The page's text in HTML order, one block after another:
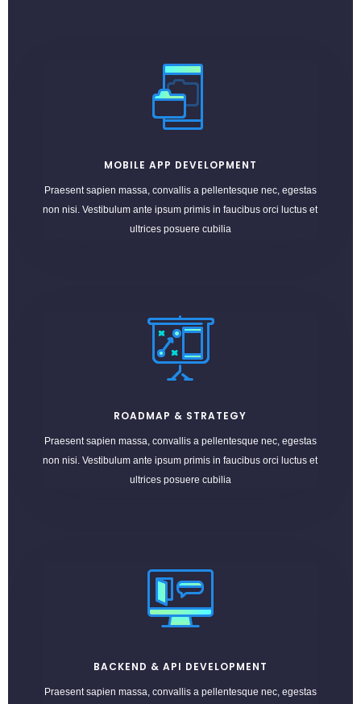
MOBILE APP DEVELOPMENT
Praesent sapien massa, convallis a pellentesque nec, egestas
non nisi. Vestibulum ante ipsum primis in faucibus orci luctus et
ultrices posuere cubilia
ROADMAP & STRATEGY
Praesent sapien massa, convallis a pellentesque nec, egestas
non nisi. Vestibulum ante ipsum primis in faucibus orci luctus et
ultrices posuere cubilia
BACKEND & API DEVELOPMENT
Praesent sapien massa, convallis a pellentesque nec, egestas